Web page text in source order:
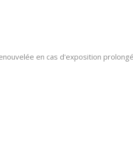
en cas d'exposition